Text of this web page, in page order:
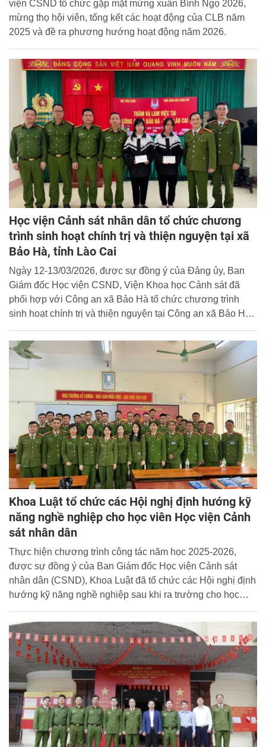
viện CSND tổ chức gặp mặt mừng xuân Bính Ngọ 2026,
mừng thọ hội viên, tổng kết các hoạt động của CLB năm
2025 và đề ra phương hướng hoạt động năm 2026.
Học viện Cảnh sát nhân dân tổ chức chương
trình sinh hoạt chính trị và thiện nguyện tại xã
Bảo Hà, tỉnh Lào Cai
Ngày 12-13/03/2026, được sự đồng ý của Đảng ủy, Ban
Giám đốc Học viện CSND, Viện Khoa học Cảnh sát đã
phối hợp với Công an xã Bảo Hà tổ chức chương trình
sinh hoạt chính trị và thiện nguyện tại Công an xã Bảo Hà
với tổng giá trị quà tặng 92.000.000 VNĐ.
Khoa Luật tổ chức các Hội nghị định hướng kỹ
năng nghề nghiệp cho học viên Học viện Cảnh
sát nhân dân
Thực hiện chương trình công tác năm học 2025-2026,
được sự đồng ý của Ban Giám đốc Học viện Cảnh sát
nhân dân (CSND), Khoa Luật đã tổ chức các Hội nghị định
hướng kỹ năng nghề nghiệp sau khi ra trường cho học
2/2026.